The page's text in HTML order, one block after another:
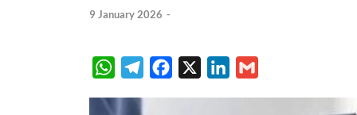
9 January 2026 -
W